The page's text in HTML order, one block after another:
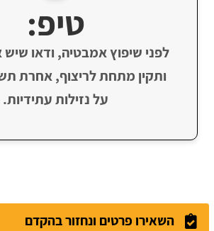
טיפ:
לפני שיפוץ אמבטיה, ודאו
ותקין מתחת לריצוף, אחרת
על נזילות עתידיות.
השאירו פרטים ונחזור בהקדם